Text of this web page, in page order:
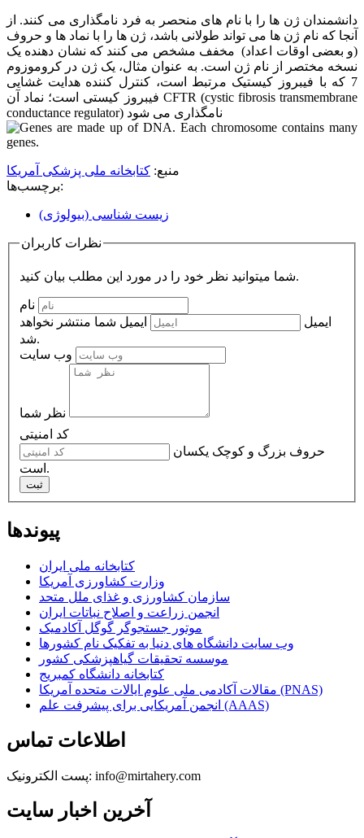
دانشمندان ژن ها را با نام های منحصر به فرد نامگذاری می کنند. از
آنجا که نام ژن ها می تواند طولانی باشد، ژن ها را با نماد ها و حروف
(و بعضی اوقات اعداد) مخفف مشخص می کنند که نشان دهنده یک
نسخه مختصر از نام ژن است. به عنوان مثال، یک ژن در کروموزوم
7 که با فیبروز کیستیک مرتبط است، کنترل کننده هدایت غشایی
فیبروز کیستی است؛ نماد آن CFTR (cystic fibrosis transmembrane
conductance regulator) نامگذاری می شود
منبع: کتابخانه ملی پزشکی آمریکا
برچسب‌ها:
زیست شناسی (بیولوژی)
نظرات کاربران
شما میتوانید نظر خود را در مورد این مطلب بیان کنید.
ایمیل
ایمیل شما منتشر نخواهد
شد.
وب سایت
حروف بزرگ و کوچک یکسان
است.
ثبت
پیوندها
کتابخانه ملی ایران
وزارت کشاورزی آمریکا
سازمان کشاورزی و غذای ملل متحد
انجمن زراعت و اصلاح نباتات ایران
موتور جستجوگر گوگل آکادمیک
وب سایت دانشگاه های دنیا به تفکیک نام کشورها
موسسه تحقیقات گیاهپزشکی کشور
کتابخانه دانشگاه کمبریج
مقالات آکادمی ملی علوم ایالات متحده آمریکا (PNAS)
انجمن آمریکایی برای پیشرفت علم (AAAS)
اطلاعات تماس
پست الکترونیک: info@mirtahery.com
آخرین اخبار سایت